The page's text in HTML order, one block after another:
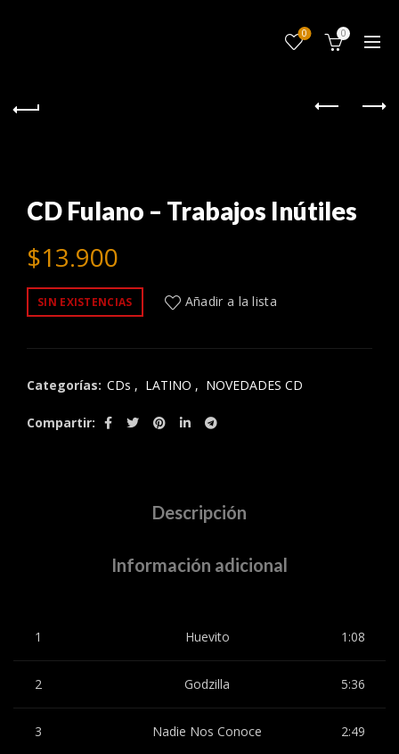
0 0
CD Fulano – Trabajos Inútiles
$13.900
SIN EXISTENCIAS Añadir a la lista
Categorías: CDs , LATINO , NOVEDADES CD
Compartir
Descripción
Información adicional
1 Huevito 1:08
2 Godzilla 5:36
3 Nadie Nos Conoce 2:49